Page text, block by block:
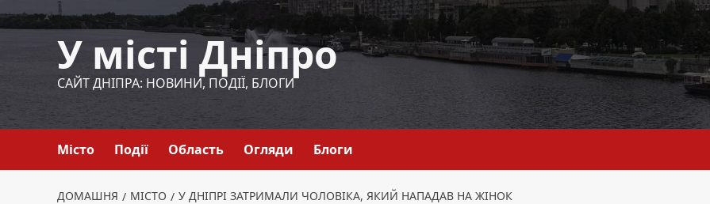
до
У місті Дніпро
САЙТ ДНІПРА: НОВИНИ, ПОДІЇ, БЛОГИ
Місто Події Область Огляди Блоги
ДОМАШНЯ МІСТО У ДНІПРІ ЗАТРИМАЛИ ЧОЛОВІКА, ЯКИЙ НАПАДАВ НА ЖІНОК